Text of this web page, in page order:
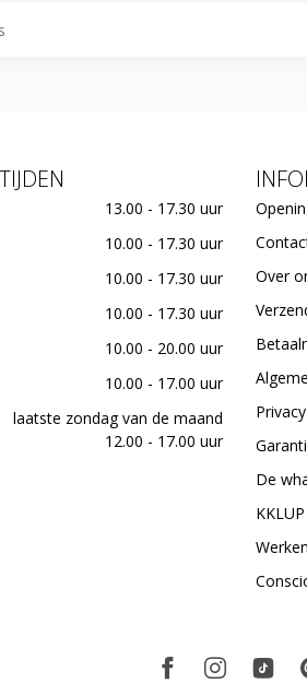
13.00 - 17.30 uur
10.00 - 17.30 uur
10.00 - 17.30 uur
10.00 - 17.30 uur
10.00 - 20.00 uur
10.00 - 17.00 uur
laatste zondag van de maand
12.00 - 17.00 uur
Over
De